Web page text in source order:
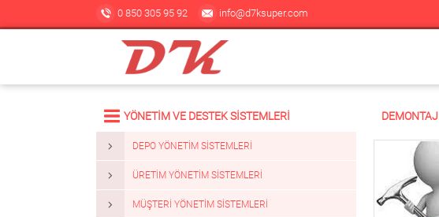
0 850 305 95 92 info@d7ksuper.com
DEMONTAJ
YÖNETİM VE DESTEK SİSTEMLERİ
DEPO YÖNETIM SISTEMLERI
ÜRETIM YÖNETIM SISTEMLERI
MÜŞTERI YÖNETIM SISTEMLERI